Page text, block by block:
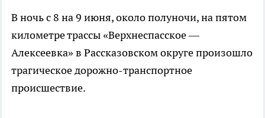
В ночь с 8 на 9 июня, около полуночи, на пятом
километре трассы «Верхнеспасское —
Алексеевка» в Рассказовском округе произошло
трагическое дорожно-транспортное
происшествие.